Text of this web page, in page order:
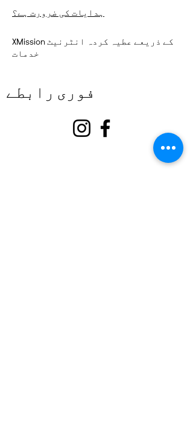
ہدایات کی ضرورت ہے؟
XMission کے ذریعے عطیہ کردہ انٹرنیٹ
خدمات
فوری رابطے